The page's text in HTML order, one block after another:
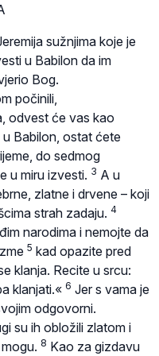
sužnjima koje je
u Babilon da im
Bog.
počinili,
odvest će vas kao
Babilon, ostat ćete
do sedmog
u miru izvesti. 3 A u
zlatne i drvene – koji
strah zadaju. 4
narodima i nemojte da
5 kad opazite pred
klanja. Recite u srcu:
klanjati.« 6 Jer s vama je
odgovorni.
su ih obložili zlatom i
8 Kao za gizdavu